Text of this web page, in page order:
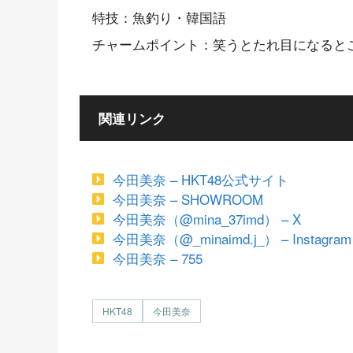
特技：魚釣り・韓国語
チャームポイント：笑うとたれ目になると
関連リンク
今田美奈 – HKT48公式サイト
今田美奈 – SHOWROOM
今田美奈（@mina_37imd） – X
今田美奈（@_minaimd.j_） – Instagram
今田美奈 – 755
HKT48 今田美奈